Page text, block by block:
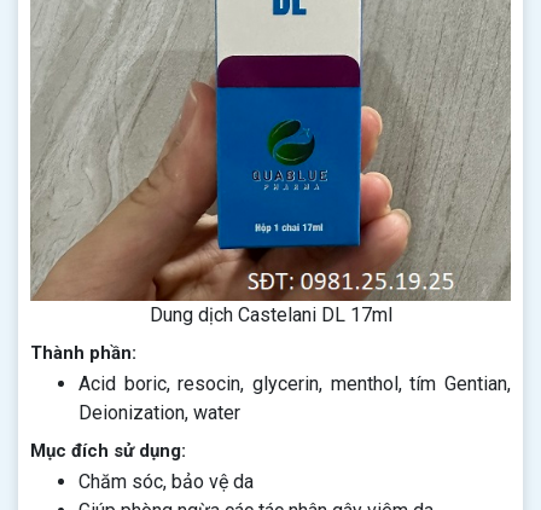
Dung dịch Castelani DL 17ml
Thành phần:
Acid boric, resocin, glycerin, menthol, tím Gentian,
Deionization, water
Mục đích sử dụng:
Chăm sóc, bảo vệ da